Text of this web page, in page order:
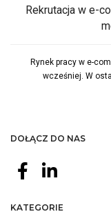
Rekrutacja w e-
Rynek pracy w e-
wcześniej. W
DOŁĄCZ DO NAS
KATEGORIE